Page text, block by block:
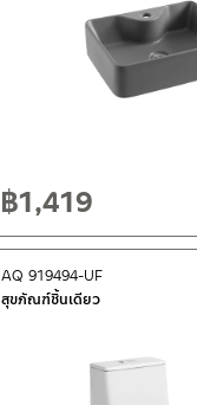
฿1,419
สุขภัณฑ์​ชิ้นเดียว
AQ 919494-UF